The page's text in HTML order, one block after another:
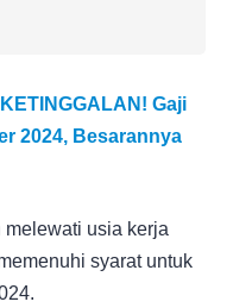
Gaji
2024, Besarannya
melewati usia kerja
syarat untuk